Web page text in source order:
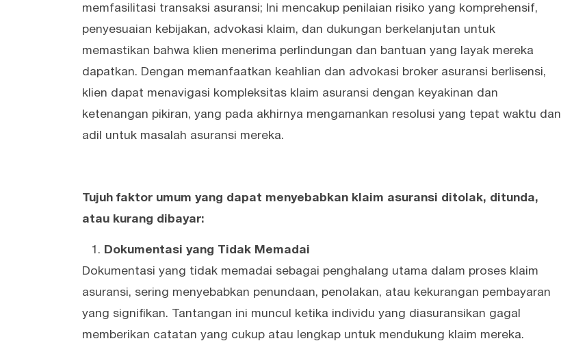
memfasilitasi transaksi asuransi; Ini mencakup penilaian risiko yang komprehensif,
penyesuaian kebijakan, advokasi klaim, dan dukungan berkelanjutan untuk
memastikan bahwa klien menerima perlindungan dan bantuan yang layak mereka
dapatkan. Dengan memanfaatkan keahlian dan advokasi broker asuransi berlisensi,
klien dapat menavigasi kompleksitas klaim asuransi dengan keyakinan dan
ketenangan pikiran, yang pada akhirnya mengamankan resolusi yang tepat waktu dan
adil untuk masalah asuransi mereka.
Tujuh faktor umum yang dapat menyebabkan klaim asuransi ditolak, ditunda,
atau kurang dibayar:
Dokumentasi yang Tidak Memadai
Dokumentasi yang tidak memadai sebagai penghalang utama dalam proses klaim
asuransi, sering menyebabkan penundaan, penolakan, atau kekurangan pembayaran
yang signifikan. Tantangan ini muncul ketika individu yang diasuransikan gagal
memberikan catatan yang cukup atau lengkap untuk mendukung klaim mereka.